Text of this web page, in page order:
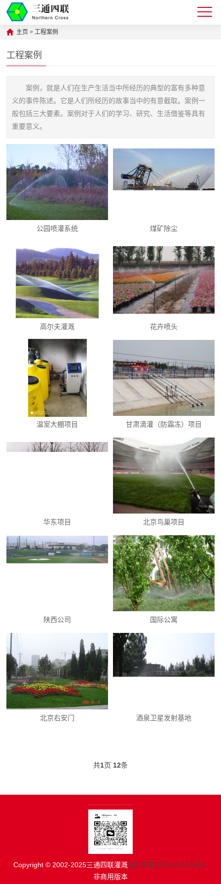
主页 >工程案例
工程案例
案例，就是人们在生产生活当中所经历的典型的富有多种意
义的事件陈述。它是人们所经历的故事当中的有意截取。案例一
般包括三大要素。案例对于人们的学习、研究、生活借鉴等具有
重要意义。
公园喷灌系统 煤矿除尘
高尔夫灌溉 花卉喷头
温室大棚项目 甘肃滴灌（防霜冻）项目
华东项目 北京鸟巢项目
陕西公司 国际公寓
北京右安门 酒泉卫星发射基地
共1页 12条
Copyright © 2002-2025三通四联灌溉 陕ICP备2025063369号-1
非商用版本